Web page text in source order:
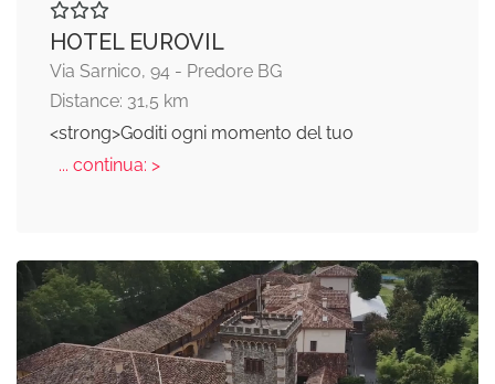
HOTEL EUROVIL
Via Sarnico, 94 - Predore BG
Distance: 31,5 km
<strong>Goditi ogni momento del tuo
... continua: >